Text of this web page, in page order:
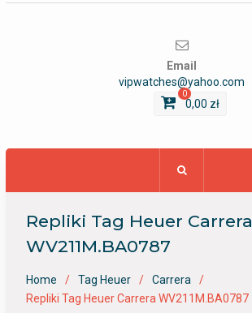
Email
vipwatches@yahoo.com
0
0,00 zł
Repliki Tag Heuer Carrera
WV211M.BA0787
Home Tag Heuer
Carrera
Repliki Tag Heuer Carrera WV211M.BA0787